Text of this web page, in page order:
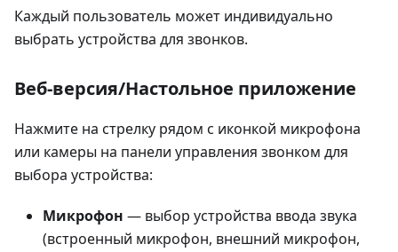
Каждый пользователь может индивидуально
выбрать устройства для звонков.
Веб-версия/Настольное приложение
Нажмите на стрелку рядом с иконкой микрофона
или камеры на панели управления звонком для
выбора устройства:
Микрофон — выбор устройства ввода звука
(встроенный микрофон, внешний микрофон,